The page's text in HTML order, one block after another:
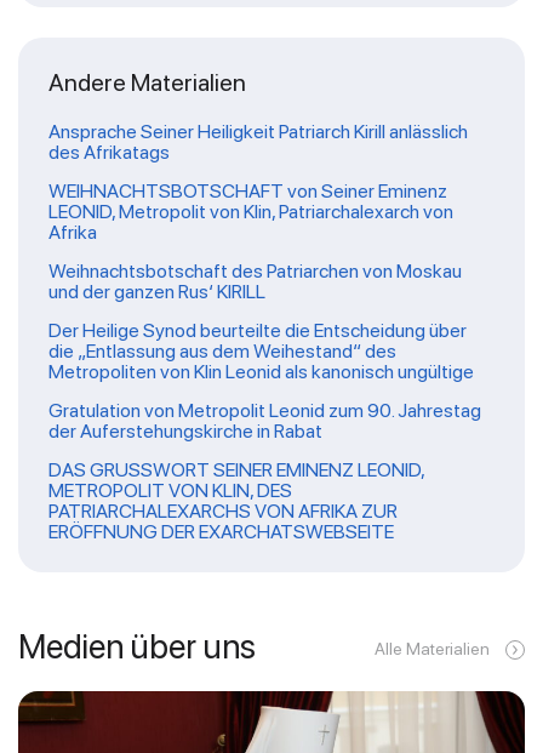
Andere Materialien
Ansprache Seiner Heiligkeit Patriarch Kirill anlässlich
des Afrikatags
WEIHNACHTSBOTSCHAFT von Seiner Eminenz
LEONID, Metropolit von Klin, Patriarchalexarch von
Afrika
Weihnachtsbotschaft des Patriarchen von Moskau
und der ganzen Rus‘ KIRILL
Der Heilige Synod beurteilte die Entscheidung über
die „Entlassung aus dem Weihestand“ des
Metropoliten von Klin Leonid als kanonisch ungültige
Gratulation von Metropolit Leonid zum 90. Jahrestag
der Auferstehungskirche in Rabat
DAS GRUSSWORT SEINER EMINENZ LEONID,
METROPOLIT VON KLIN, DES
PATRIARCHALEXARCHS VON AFRIKA ZUR
ERÖFFNUNG DER EXARCHATSWEBSEITE
Medien über uns Alle Materialien